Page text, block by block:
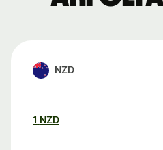
NZD
1 NZD